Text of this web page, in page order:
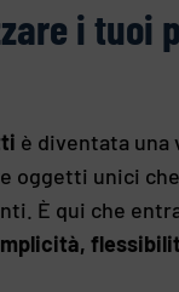
i tuoi
è diventata una
oggetti unici
È qui che